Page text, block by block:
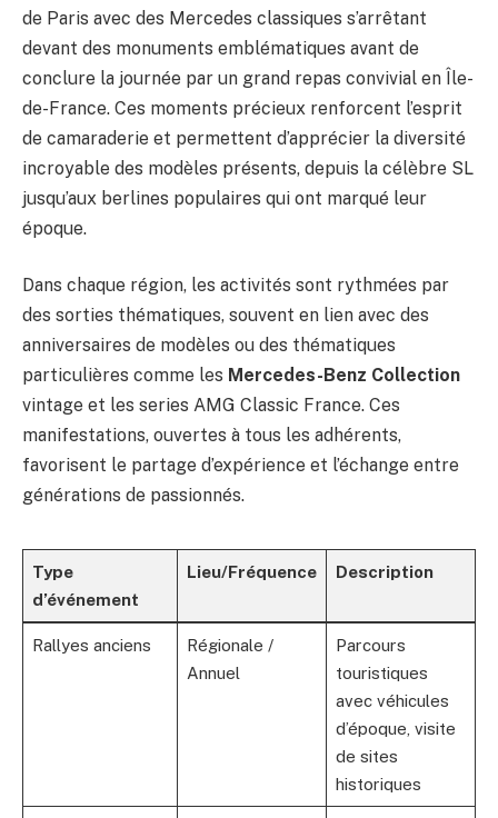
de Paris avec des Mercedes classiques s’arrêtant
devant des monuments emblématiques avant de
conclure la journée par un grand repas convivial en Île-
de-France. Ces moments précieux renforcent l’esprit
de camaraderie et permettent d’apprécier la diversité
incroyable des modèles présents, depuis la célèbre SL
jusqu’aux berlines populaires qui ont marqué leur
époque.
Dans chaque région, les activités sont rythmées par
des sorties thématiques, souvent en lien avec des
anniversaires de modèles ou des thématiques
particulières comme les Mercedes-Benz Collection
vintage et les series AMG Classic France. Ces
manifestations, ouvertes à tous les adhérents,
favorisent le partage d’expérience et l’échange entre
générations de passionnés.
Type
d’événement
Lieu/Fréquence Description
Rallyes anciens
Régionale /
Annuel
Parcours
touristiques
avec véhicules
d’époque, visite
de sites
historiques